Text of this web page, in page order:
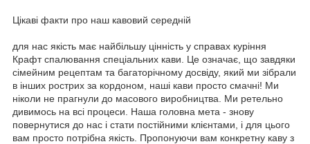
Цікаві факти про наш кавовий середній
для нас якість має найбільшу цінність у справах куріння
Крафт спалювання спеціальних кави. Це означає, що завдяки
сімейним рецептам та багаторічному досвіду, який ми зібрали
в інших рострих за кордоном, наші кави просто смачні! Ми
ніколи не прагнули до масового виробництва. Ми ретельно
дивимось на всі процеси. Наша головна мета - знову
повернутися до нас і стати постійними клієнтами, і для цього
вам просто потрібна якість. Пропонуючи вам конкретну каву з